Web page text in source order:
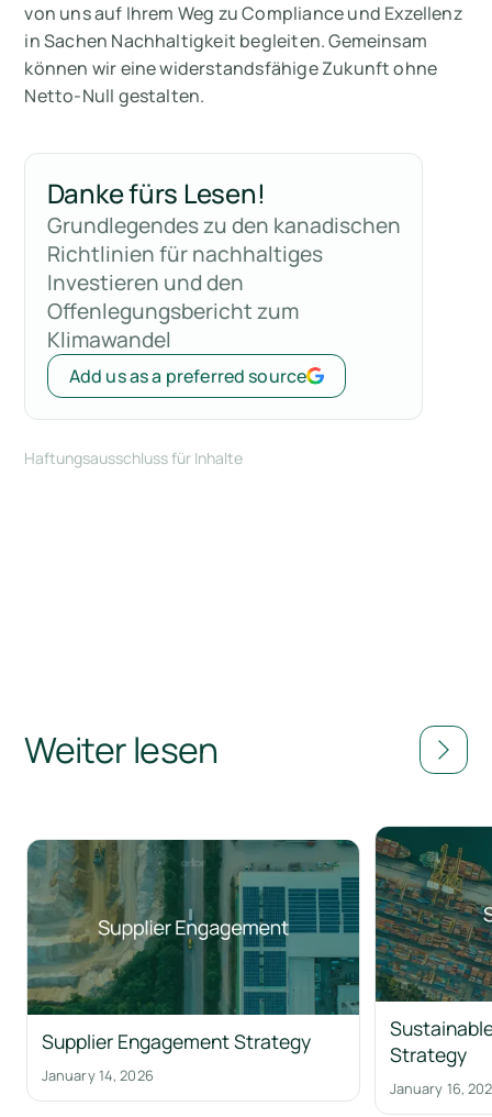
von uns auf Ihrem Weg zu Compliance und Exzellenz
in Sachen Nachhaltigkeit begleiten. Gemeinsam
können wir eine widerstandsfähige Zukunft ohne
Netto-Null gestalten.
Danke fürs Lesen!
Grundlegendes zu den kanadischen
Richtlinien für nachhaltiges
Investieren und den
Offenlegungsbericht zum
Klimawandel
Add us as a preferred source
Haftungsausschluss für Inhalte
Weiter lesen
Supplier Engagement Strategy
January 14, 2026
Strategy
January 16,